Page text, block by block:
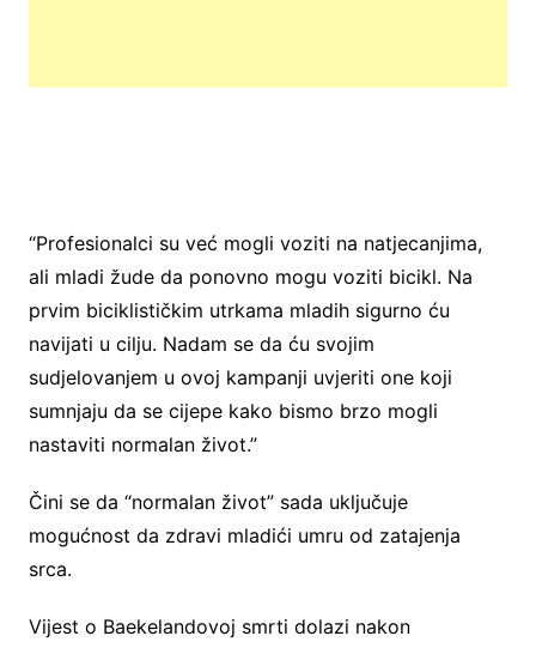
“Profesionalci su već mogli voziti na natjecanjima,
ali mladi žude da ponovno mogu voziti bicikl. Na
prvim biciklističkim utrkama mladih sigurno ću
navijati u cilju. Nadam se da ću svojim
sudjelovanjem u ovoj kampanji uvjeriti one koji
sumnjaju da se cijepe kako bismo brzo mogli
nastaviti normalan život.”
Čini se da “normalan život” sada uključuje
mogućnost da zdravi mladići umru od zatajenja
srca.
Vijest o Baekelandovoj smrti dolazi nakon